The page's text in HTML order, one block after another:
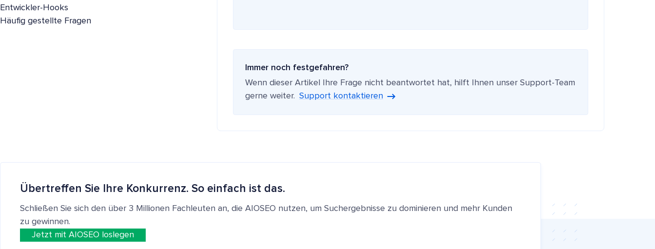
Immer noch festgefahren?
Wenn dieser Artikel Ihre Frage nicht beantwortet hat, hilft Ihnen unser Support-Team
gerne weiter. Support kontaktieren
Entwickler-Hooks
Häufig gestellte Fragen
Übertreffen Sie Ihre Konkurrenz. So einfach ist das.
Schließen Sie sich den über 3 Millionen Fachleuten an, die AIOSEO nutzen, um Suchergebnisse zu dominieren und mehr Kunden
zu gewinnen.
Jetzt mit AIOSEO loslegen